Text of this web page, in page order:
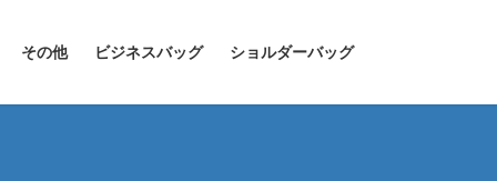
その他 ビジネスバッグ ショルダーバッグ